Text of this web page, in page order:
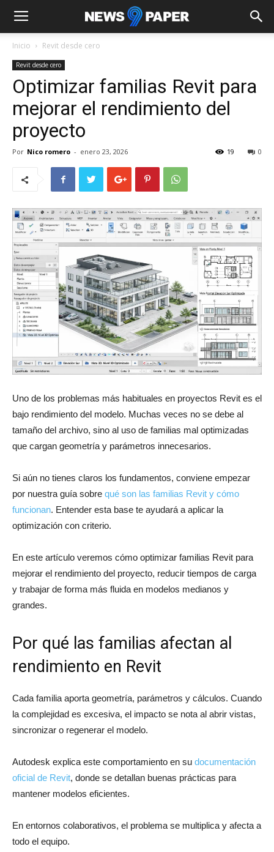
Inicio Revit desde cero
Revit desde cero
Optimizar familias Revit para
mejorar el rendimiento del
proyecto
Por Nico romero - enero 23, 2026 0
19
Uno de los problemas más habituales en proyectos Revit es el
bajo rendimiento del modelo. Muchas veces no se debe al
tamaño del archivo, sino al uso de familias mal optimizadas
que cargan geometría y parámetros innecesarios.
Si aún no tienes claros los fundamentos, conviene empezar
por nuestra guía sobre qué son las familias Revit y cómo
funcionan. Entender esta base te ayudará a aplicar la
optimización con criterio.
En este artículo veremos cómo optimizar familias Revit para
mejorar el rendimiento del proyecto, reducir tiempos de carga
y trabajar de forma más fluida en modelos medianos y
grandes.
Por qué las familias afectan al
rendimiento en Revit
Cada familia aporta geometría, parámetros y cálculos. Cuando
la complejidad es excesiva, el impacto se nota al abrir vistas,
sincronizar o regenerar el modelo.
Autodesk explica este comportamiento en su documentación
oficial de Revit, donde se detallan buenas prácticas para
mantener modelos eficientes.
En entornos colaborativos, el problema se multiplica y afecta a
todo el equipo.